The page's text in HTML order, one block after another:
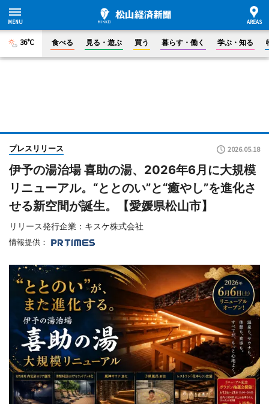
36°C 食べる 見る・遊ぶ 買う 暮らす・働く 学ぶ・知る
プレスリリース 2026.05.18
伊予の湯治場 喜助の湯、2026年6月に大規模
リニューアル。“ととのい”と“癒やし”を進化さ
せる新空間が誕生。【愛媛県松山市】
リリース発行企業：キスケ株式会社
情報提供：